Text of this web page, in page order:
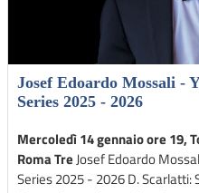
Josef Edoardo Mossali -
Series 2025 - 2026
Mercoledì 14 gennaio ore 19,
Roma TreJosef Edoardo
Series 2025 - 2026 D. Scarlatti: